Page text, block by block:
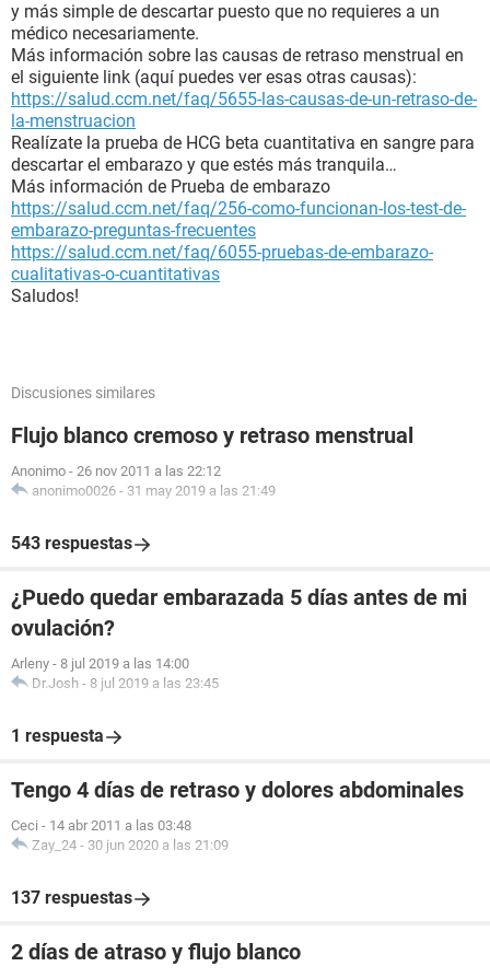
y más simple de descartar puesto que no requieres a un
médico necesariamente.
Más información sobre las causas de retraso menstrual en
el siguiente link (aquí puedes ver esas otras causas):
https://salud.ccm.net/faq/5655-las-causas-de-un-retraso-de-
la-menstruacion
Realízate la prueba de HCG beta cuantitativa en sangre para
descartar el embarazo y que estés más tranquila…
Más información de Prueba de embarazo
https://salud.ccm.net/faq/256-como-funcionan-los-test-de-
embarazo-preguntas-frecuentes
https://salud.ccm.net/faq/6055-pruebas-de-embarazo-
cualitativas-o-cuantitativas
Saludos!
Discusiones similares
Flujo blanco cremoso y retraso menstrual
Anonimo - 26 nov 2011 a las 22:12
anonimo0026 - 31 may 2019 a las 21:49
543 respuestas
¿Puedo quedar embarazada 5 días antes de mi
ovulación?
Arleny - 8 jul 2019 a las 14:00
Dr.Josh - 8 jul 2019 a las 23:45
1 respuesta
Tengo 4 días de retraso y dolores abdominales
Ceci - 14 abr 2011 a las 03:48
Zay_24 - 30 jun 2020 a las 21:09
137 respuestas
2 días de atraso y flujo blanco